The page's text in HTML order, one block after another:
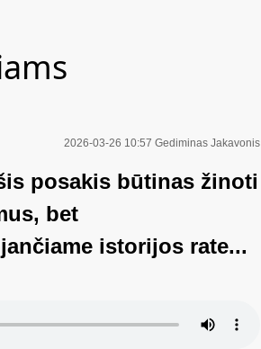
2026-03-26 10:57 Gediminas Jakavonis
posakis būtinas žinoti
bet
istorijos rate...